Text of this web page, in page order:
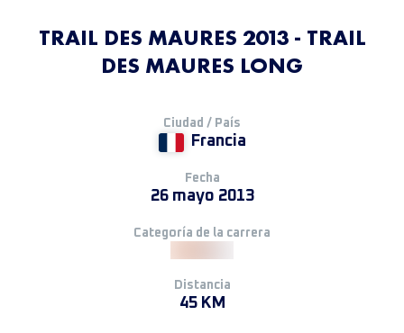
TRAIL DES MAURES 2013 - TRAIL
DES MAURES LONG
Ciudad / País
Francia
Fecha
26 mayo 2013
Categoría de la carrera
Distancia
45 KM